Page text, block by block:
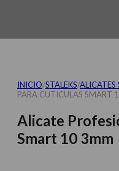
INICIO/STALEKS/ALICATES
PARA CUTICULAS SMART
Alicate
Smart 10 3mm